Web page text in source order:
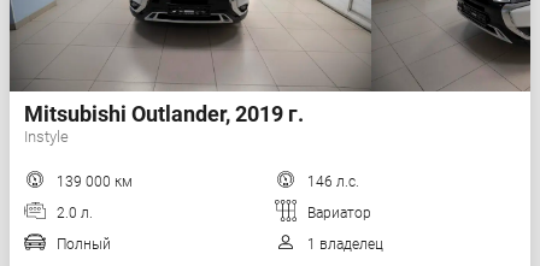
Mitsubishi Outlander, 2019 г.
Instyle
139 000 км
146 л.с.
2.0 л.
Вариатор
Полный
1 владелец